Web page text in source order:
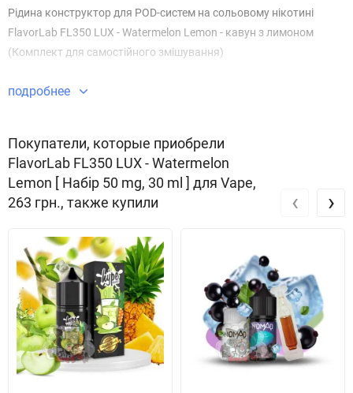
Рідина конструктор для POD-систем на сольовому нікотині
FlavorLab FL350 LUX - Watermelon Lemon - кавун з лимоном
(Комплект для самостійного змішування)
подробнее
Покупатели, которые приобрели
FlavorLab FL350 LUX - Watermelon
Lemon [ Набір 50 mg, 30 ml ] для Vape,
263 грн., также купили
‹ ›